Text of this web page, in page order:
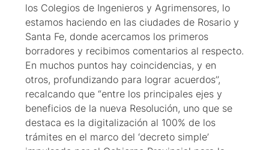
los Colegios de Ingenieros y Agrimensores, lo
estamos haciendo en las ciudades de Rosario y
Santa Fe, donde acercamos los primeros
borradores y recibimos comentarios al respecto.
En muchos puntos hay coincidencias, y en
otros, profundizando para lograr acuerdos’’,
recalcando que “entre los principales ejes y
beneficios de la nueva Resolución, uno que se
destaca es la digitalización al 100% de los
trámites en el marco del ‘decreto simple’